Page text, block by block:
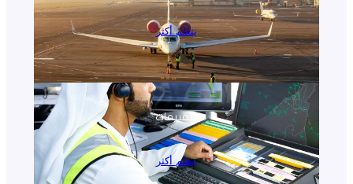
يتعلم أكثر
التقييمات
يتعلم أكثر